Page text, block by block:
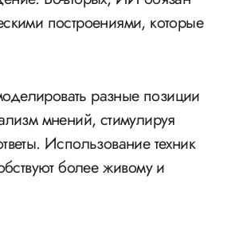
построениями, которые
разные позиции
мнений, стимулируя
Использование техник
более живому и